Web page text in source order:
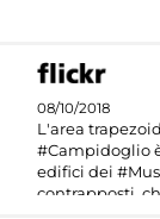
08/10/2018
L'area
#Campidoglio
edifici dei
contrapposti,